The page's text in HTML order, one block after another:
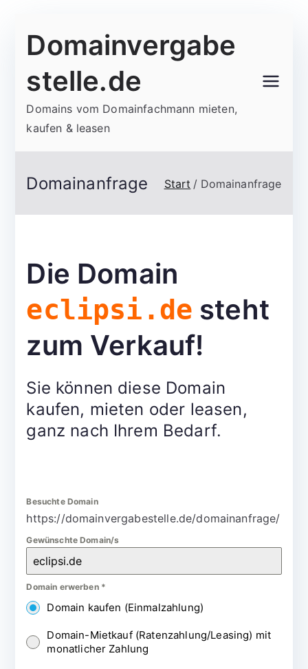
Inhalt
Domainvergabe
stelle.de
Domains vom Domainfachmann mieten,
kaufen & leasen
Domainanfrage Start Domainanfrage
Die Domain
eclipsi.de steht
zum Verkauf!
Sie können diese Domain
kaufen, mieten oder leasen,
ganz nach Ihrem Bedarf.
Besuchte Domain
https://domainvergabestelle.de/domainanfrage/
Gewünschte Domain/s
Domain erwerben *
Domain kaufen (Einmalzahlung)
Domain-Mietkauf (Ratenzahlung/Leasing) mit
monatlicher Zahlung